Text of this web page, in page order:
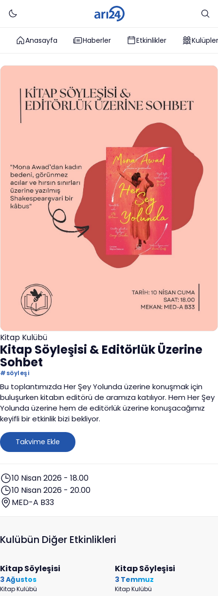
Anasayfa Haberler Etkinlikler Kulüpler
Kitap Kulübü
Kitap Söyleşisi & Editörlük Üzerine
Sohbet
#söyleşi
Bu toplantımızda Her Şey Yolunda üzerine konuşmak için
buluşurken kitabın editörü de aramıza katılıyor. Hem Her Şey
Yolunda üzerine hem de editörlük üzerine konuşacağımız
keyifli bir etkinlik bizi bekliyor.
Takvime Ekle
10 Nisan 2026 - 18.00
10 Nisan 2026 - 20.00
MED-A B33
Kulübün Diğer Etkinlikleri
Kitap Söyleşisi
3 Ağustos
Kitap Kulübü
Kitap Söyleşisi
3 Temmuz
Kitap Kulübü